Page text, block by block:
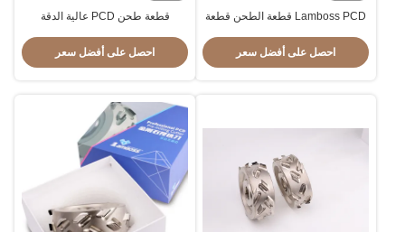
Lamboss PCD قطعة الطحن قطعة
أدوات ربط الحافة
احصل على أفضل سعر
قطعة طحن PCD عالية الدقة
احصل على أفضل سعر